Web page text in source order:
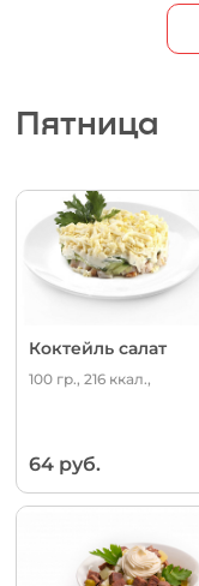
Пятница
Коктейль салат
100 гр., 216 ккал.,
64 руб.